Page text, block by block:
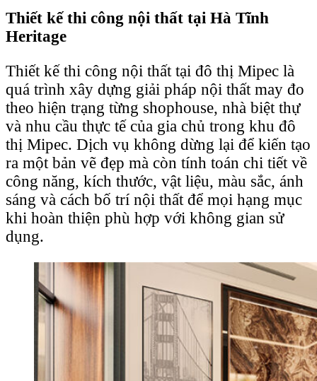
Thiết kế thi công nội thất tại Hà Tĩnh
Heritage
Thiết kế thi công nội thất tại đô thị Mipec là
quá trình xây dựng giải pháp nội thất may đo
theo hiện trạng từng shophouse, nhà biệt thự
và nhu cầu thực tế của gia chủ trong khu đô
thị Mipec. Dịch vụ không dừng lại để kiến tạo
ra một bản vẽ đẹp mà còn tính toán chi tiết về
công năng, kích thước, vật liệu, màu sắc, ánh
sáng và cách bố trí nội thất để mọi hạng mục
khi hoàn thiện phù hợp với không gian sử
dụng.